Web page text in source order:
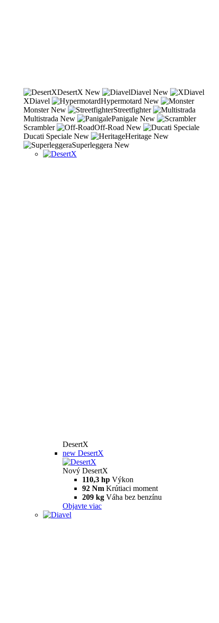
DesertX New Diavel New
XDiavel
Hypermotard New
MonsterNew
Streetfighter
Multistrada New Panigale New
Scrambler
Off-Road New
Ducati Speciale New Heritage New
Superleggera New
DesertX
new DesertX
Nový DesertX
110,3 hp Výkon
92 Nm Krútiaci moment
209 kg Váha bez benzínu
Objavte viac